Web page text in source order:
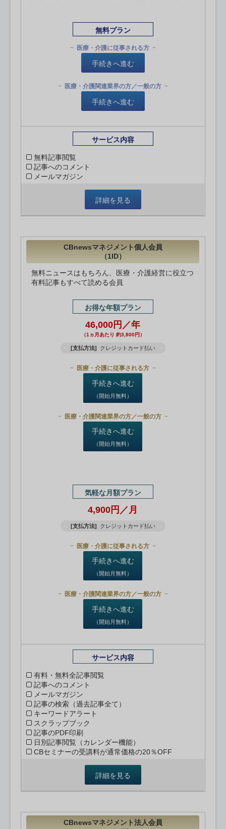
無料プラン
医療・介護に従事される方
手続きへ進む
医療・介護関連業界の方／一般の方
手続きへ進む
サービス内容
無料記事閲覧
記事へのコメント
メールマガジン
詳細を見る
CBnewsマネジメント個人会員
（1ID）
無料ニュースはもちろん、医療・介護経営に役立つ
有料記事もすべて読める会員
お得な年額プラン
46,000円／年
（1ヵ月あたり 約3,800円）
[支払方法] クレジットカード払い
医療・介護に従事される方
手続きへ進む
（開始月無料）
医療・介護関連業界の方／一般の方
手続きへ進む
（開始月無料）
気軽な月額プラン
4,900円／月
[支払方法] クレジットカード払い
医療・介護に従事される方
手続きへ進む
（開始月無料）
医療・介護関連業界の方／一般の方
手続きへ進む
（開始月無料）
サービス内容
有料・無料全記事閲覧
記事へのコメント
メールマガジン
記事の検索（過去記事全て）
キーワードアラート
スクラップブック
記事のPDF印刷
日別記事閲覧（カレンダー機能）
CBセミナーの受講料が通常価格の20％OFF
詳細を見る
CBnewsマネジメント法人会員